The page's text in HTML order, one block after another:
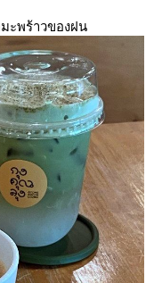
ะพร้าวของฝน